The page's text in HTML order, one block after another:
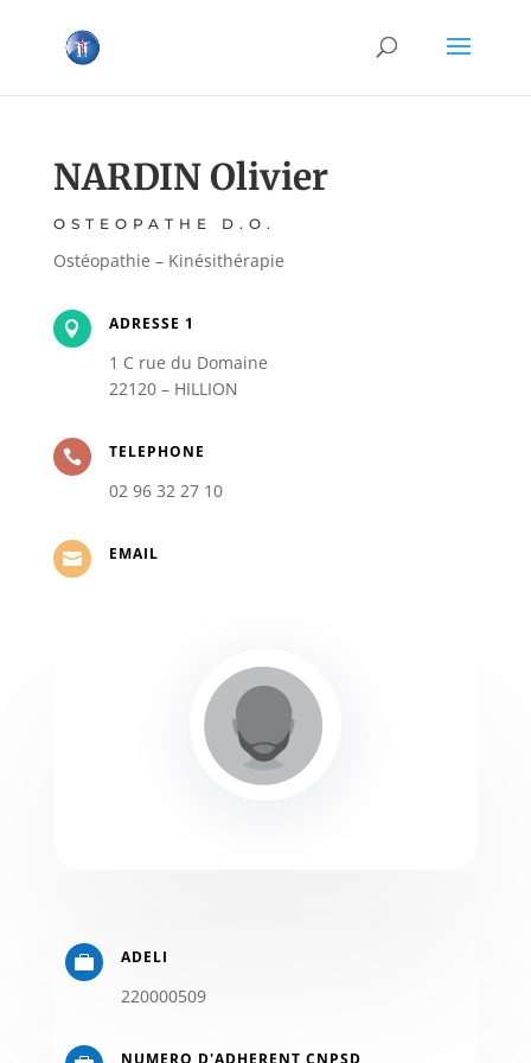
NARDIN Olivier
OSTEOPATHE D.O.
Ostéopathie – Kinésithérapie
 ADRESSE 1
1 C rue du Domaine
22120 – HILLION
 TELEPHONE
02 96 32 27 10
 EMAIL
 ADELI
220000509
NUMERO D'ADHERENT CNPSD